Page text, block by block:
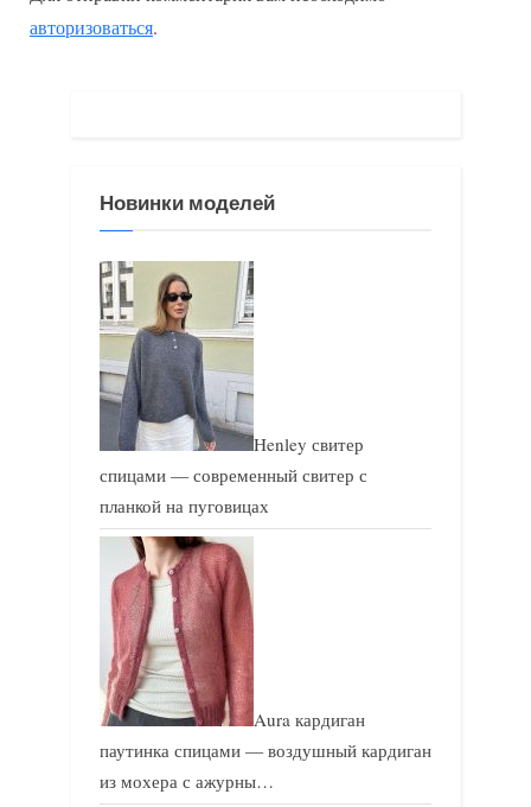
д
у
у
а
ь
:
авторизоваться.
Новинки моделей
Henley свитер
спицами — современный свитер с
планкой на пуговицах
Aura кардиган
паутинка спицами — воздушный кардиган
из мохера с ажурны…